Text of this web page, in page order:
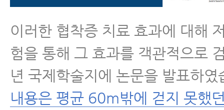
이러한 협착증 치료 효과에 대해
험을 통해 그 효과를 객관적으로
년 국제학술지에 논문을 발표하
내용은 평균 60m밖에 걷지 못했